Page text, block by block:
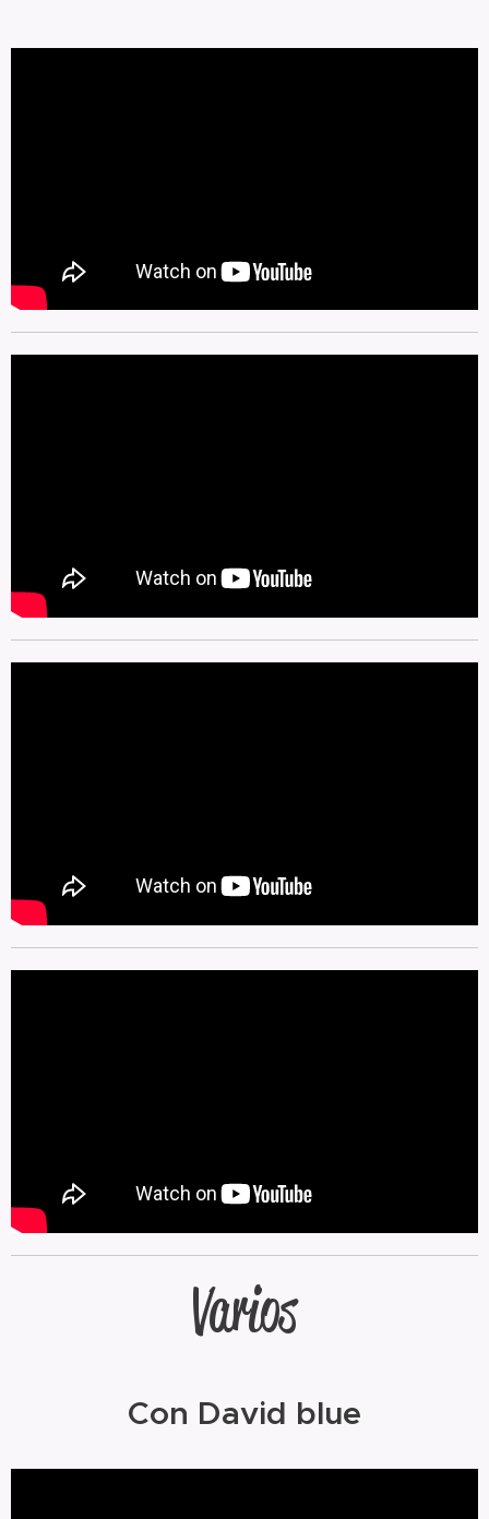
Varios
Con David blue